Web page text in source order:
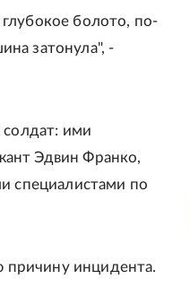
болото, по-
затонула", -
ими
Эдвин Франко,
специалистами по
причину инцидента.